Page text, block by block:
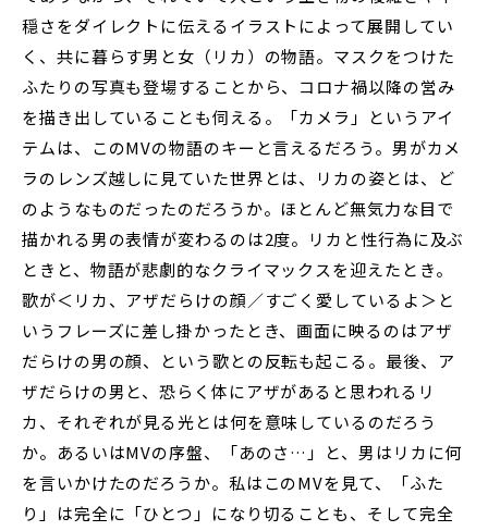
穏さをダイレクトに伝えるイラストによって展開してい
く、共に暮らす男と女（リカ）の物語。マスクをつけた
ふたりの写真も登場することから、コロナ禍以降の営み
を描き出していることも伺える。「カメラ」というアイ
テムは、このMVの物語のキーと言えるだろう。男がカメ
ラのレンズ越しに見ていた世界とは、リカの姿とは、ど
のようなものだったのだろうか。ほとんど無気力な目で
描かれる男の表情が変わるのは2度。リカと性行為に及ぶ
ときと、物語が悲劇的なクライマックスを迎えたとき。
歌が＜リカ、アザだらけの顔／すごく愛しているよ＞と
いうフレーズに差し掛かったとき、画面に映るのはアザ
だらけの男の顔、という歌との反転も起こる。最後、ア
ザだらけの男と、恐らく体にアザがあると思われるリ
カ、それぞれが見る光とは何を意味しているのだろう
か。あるいはMVの序盤、「あのさ…」と、男はリカに何
を言いかけたのだろうか。私はこのMVを見て、「ふた
り」は完全に「ひとつ」になり切ることも、そして完全